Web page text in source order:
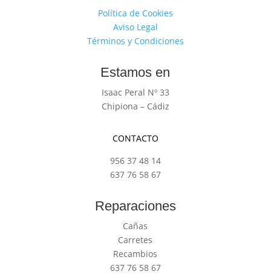
Política de Cookies
Aviso Legal
Términos y Condiciones
Estamos en
Isaac Peral Nº 33
Chipiona – Cádiz
CONTACTO
956 37 48 14
637 76 58 67
Reparaciones
Cañas
Carretes
Recambios
637 76 58 67